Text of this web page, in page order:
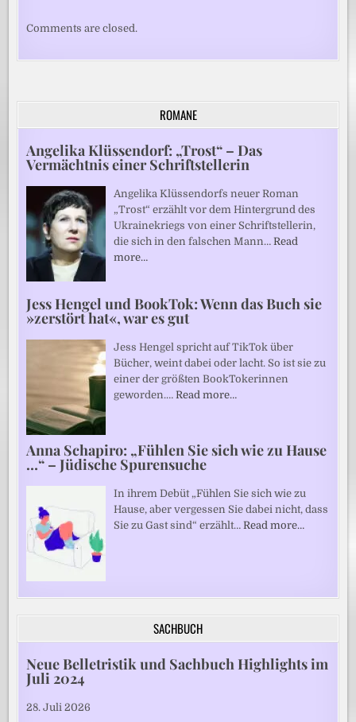
Comments are closed.
ROMANE
Angelika Klüssendorf: „Trost“ – Das
Vermächtnis einer Schriftstellerin
Angelika Klüssendorfs neuer Roman
„Trost“ erzählt vor dem Hintergrund des
Ukrainekriegs von einer Schriftstellerin,
die sich in den falschen Mann…Read
more…
Jess Hengel und BookTok: Wenn das Buch sie
»zerstört hat«, war es gut
Jess Hengel spricht auf TikTok über
Bücher, weint dabei oder lacht. So ist sie zu
einer der größten BookTokerinnen
geworden.…Read more…
Anna Schapiro: „Fühlen Sie sich wie zu Hause
…“ – Jüdische Spurensuche
In ihrem Debüt „Fühlen Sie sich wie zu
Hause, aber vergessen Sie dabei nicht, dass
Sie zu Gast sind“ erzählt…Read more…
SACHBUCH
Neue Belletristik und Sachbuch Highlights im
Juli 2024
28. Juli 2026